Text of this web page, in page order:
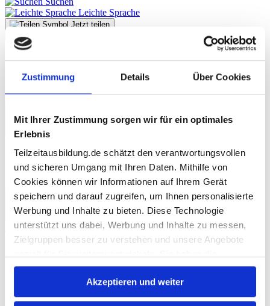
Zustimmung Details Über Cookies
Mit Ihrer Zustimmung sorgen wir für ein optimales
Erlebnis
Teilzeitausbildung.de schätzt den verantwortungsvollen
und sicheren Umgang mit Ihren Daten. Mithilfe von
Cookies können wir Informationen auf Ihrem Gerät
speichern und darauf zugreifen, um Ihnen personalisierte
Werbung und Inhalte zu bieten. Diese Technologie
unterstützt uns dabei, Werbung und Inhalte zu messen,
Zielgruppen besser zu verstehen und unsere Angebote
Kontrolle darüber, welche Anbieter Ihre Daten für
bestimmte Zwecke nutzen dürfen. Ihre Einwilligung
können Sie jederzeit ändern oder widerrufen. Wenn Sie
Akzeptieren und weiter
Leichte Sprache
Jetzt teilen
Link kopieren
E-Mail
Previous Next
Job und Ausbildungsmesse für